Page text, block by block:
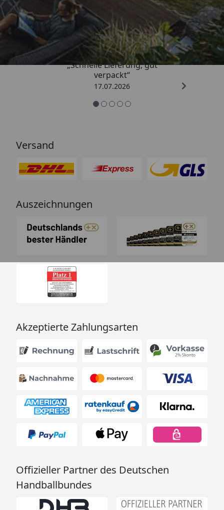
Trusted Shops
4,65/ 5
„Schnelle Lieferung, gut
verpackt“
17.07.2026
Versand
Auszeichnungen
Akzeptierte Zahlungsarten
Offizieller Partner des Deutschen
Handballbundes